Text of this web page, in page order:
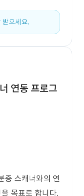
받으세요.
연동 프로그
증 스캐너와의 연
목표로 합니다.